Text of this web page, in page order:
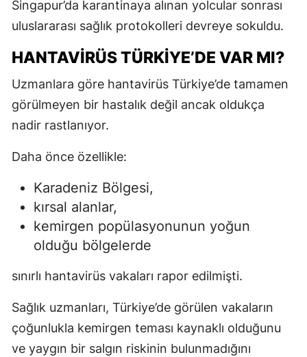
Singapur’da karantinaya alınan yolcular sonrası
uluslararası sağlık protokolleri devreye sokuldu.
HANTAVIRÜS TÜRKIYE’DE VAR MI?
Uzmanlara göre hantavirüs Türkiye’de tamamen
görülmeyen bir hastalık değil ancak oldukça
nadir rastlanıyor.
Daha önce özellikle:
Karadeniz Bölgesi,
kırsal alanlar,
kemirgen popülasyonunun yoğun
olduğu bölgelerde
sınırlı hantavirüs vakaları rapor edilmişti.
Sağlık uzmanları, Türkiye’de görülen vakaların
çoğunlukla kemirgen teması kaynaklı olduğunu
ve yaygın bir salgın riskinin bulunmadığını